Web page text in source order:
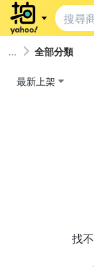
全部分類
最新上架
找